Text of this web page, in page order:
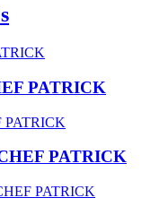
PATRICK
PATRICK